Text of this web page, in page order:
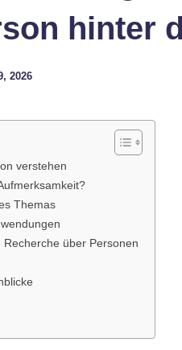
hinter
2026
verstehen
Themas
über Personen